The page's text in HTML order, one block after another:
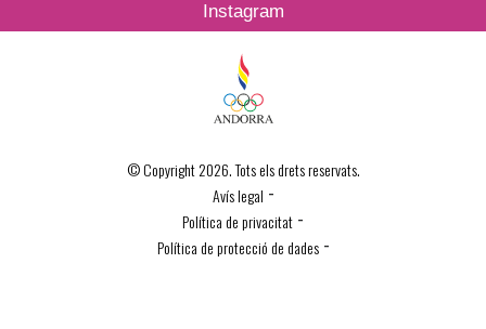
Instagram
© Copyright 2026. Tots els drets reservats.
Avís legal -
Política de privacitat -
Política de protecció de dades-